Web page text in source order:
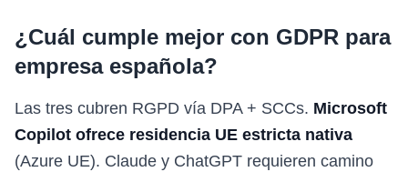
¿Cuál cumple mejor con GDPR para
empresa española?
Las tres cubren RGPD vía DPA + SCCs. Microsoft
Copilot ofrece residencia UE estricta nativa
(Azure UE). Claude y ChatGPT requieren camino